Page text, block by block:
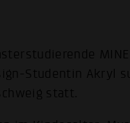
Studentin Akryl
statt.